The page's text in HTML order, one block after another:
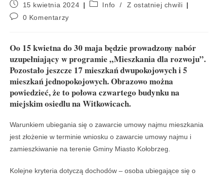
15 kwietnia 2024 Info /
Z ostatniej chwili
0 Komentarzy
Oo 15 kwietna do 30 maja będzie prowadzony nabór
uzupełniający w programie „Mieszkania dla rozwoju”.
Pozostało jeszcze 17 mieszkań dwupokojowych i 5
mieszkań jednopokojowych. Obrazowo można
powiedzieć, że to połowa czwartego budynku na
miejskim osiedlu na Witkowicach.
Warunkiem ubiegania się o zawarcie umowy najmu mieszkania
jest złożenie w terminie wniosku o zawarcie umowy najmu i
zamieszkiwanie na terenie Gminy Miasto Kołobrzeg.
Kolejne kryteria dotyczą dochodów – osoba ubiegające się o